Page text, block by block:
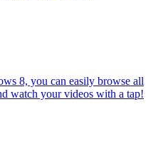
8, you can easily browse all
watch your videos with a tap!